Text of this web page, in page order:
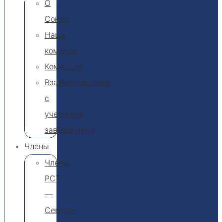
О
Союзе
Наша
команда
Комиссии
Взаимодействие
с
учебными
заведениями
Члены
Члены
РСТ
—
Северо-